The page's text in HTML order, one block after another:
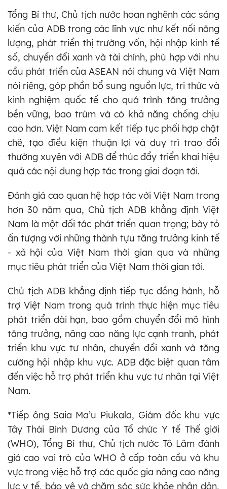
Tổng Bí thư, Chủ tịch nước hoan nghênh các sáng
kiến của ADB trong các lĩnh vực như kết nối năng
lượng, phát triển thị trường vốn, hội nhập kinh tế
số, chuyển đổi xanh và tài chính, phù hợp với nhu
cầu phát triển của ASEAN nói chung và Việt Nam
nói riêng, góp phần bổ sung nguồn lực, tri thức và
kinh nghiệm quốc tế cho quá trình tăng trưởng
bền vững, bao trùm và có khả năng chống chịu
cao hơn. Việt Nam cam kết tiếp tục phối hợp chặt
chẽ, tạo điều kiện thuận lợi và duy trì trao đổi
thường xuyên với ADB để thúc đẩy triển khai hiệu
quả các nội dung hợp tác trong giai đoạn tới.
Đánh giá cao quan hệ hợp tác với Việt Nam trong
hơn 30 năm qua, Chủ tịch ADB khẳng định Việt
Nam là một đối tác phát triển quan trọng; bày tỏ
ấn tượng với những thành tựu tăng trưởng kinh tế
- xã hội của Việt Nam thời gian qua và những
mục tiêu phát triển của Việt Nam thời gian tới.
Chủ tịch ADB khẳng định tiếp tục đồng hành, hỗ
trợ Việt Nam trong quá trình thực hiện mục tiêu
phát triển dài hạn, bao gồm chuyển đổi mô hình
tăng trưởng, nâng cao năng lực cạnh tranh, phát
triển khu vực tư nhân, chuyển đổi xanh và tăng
cường hội nhập khu vực. ADB đặc biệt quan tâm
đến việc hỗ trợ phát triển khu vực tư nhân tại Việt
Nam.
*Tiếp ông Saia Ma’u Piukala, Giám đốc khu vực
Tây Thái Bình Dương của Tổ chức Y tế Thế giới
(WHO), Tổng Bí thư, Chủ tịch nước Tô Lâm đánh
giá cao vai trò của WHO ở cấp toàn cầu và khu
vực trong việc hỗ trợ các quốc gia nâng cao năng
lực y tế, bảo vệ và chăm sóc sức khỏe nhân dân,